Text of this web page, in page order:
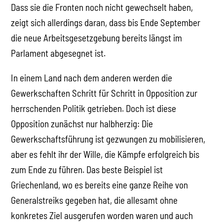
Dass sie die Fronten noch nicht gewechselt haben,
zeigt sich allerdings daran, dass bis Ende September
die neue Arbeitsgesetzgebung bereits längst im
Parlament abgesegnet ist.
In einem Land nach dem anderen werden die
Gewerkschaften Schritt für Schritt in Opposition zur
herrschenden Politik getrieben. Doch ist diese
Opposition zunächst nur halbherzig: Die
Gewerkschaftsführung ist gezwungen zu mobilisieren,
aber es fehlt ihr der Wille, die Kämpfe erfolgreich bis
zum Ende zu führen. Das beste Beispiel ist
Griechenland, wo es bereits eine ganze Reihe von
Generalstreiks gegeben hat, die allesamt ohne
konkretes Ziel ausgerufen worden waren und auch